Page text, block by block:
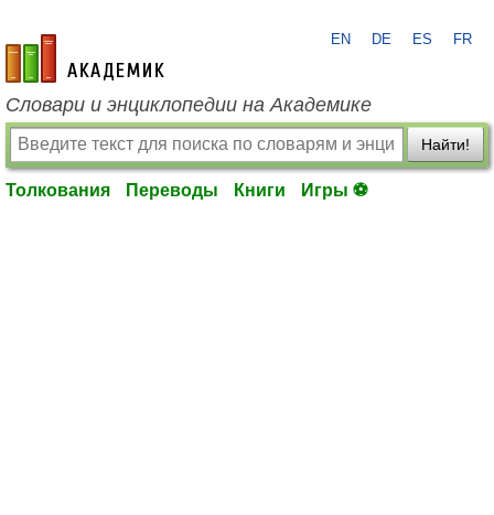
academic.ru
EN DE ES FR
Словари и энциклопедии на Академике
Найти!
Толкования Переводы Книги Игры ⚽